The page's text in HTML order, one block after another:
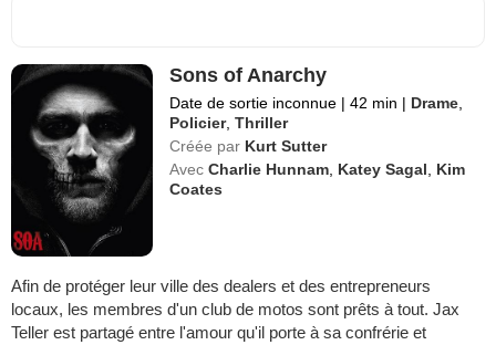
Sons of Anarchy
Date de sortie inconnue | 42 min | Drame
Policier,Thriller
Créée par Kurt Sutter
Avec Charlie Hunnam Katey Sagal
Kim
Coates
Afin de protéger leur ville des dealers et des entrepreneurs
locaux, les membres d'un club de motos sont prêts à tout. Jax
Teller est partagé entre l'amour qu'il porte à sa confrérie et